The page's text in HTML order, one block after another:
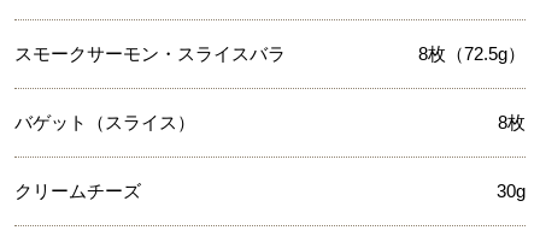
スモークサーモン・スライスバラ 8枚（72.5g）
バゲット（スライス） 8枚
クリームチーズ 30g